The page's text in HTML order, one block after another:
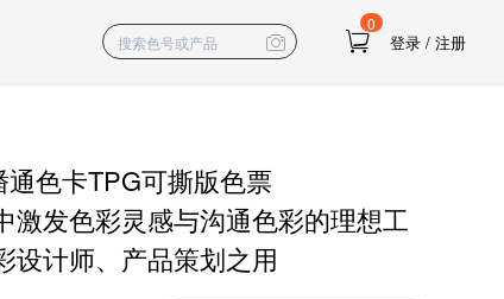
0
登录 / 注册
通色卡TPG可撕版色票
激发色彩灵感与沟通色彩的理想工
设计师、产品策划之用